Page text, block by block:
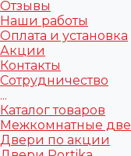
Отзывы
Наши работы
Оплата и установка
Акции
Контакты
Сотрудничество
...
Каталог товаров
Межкомнатные
Двери по акции